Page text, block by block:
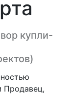
купли-
Продавец,